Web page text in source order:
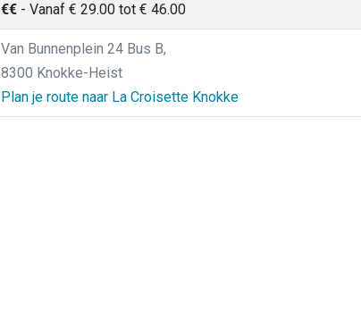
€€ - Vanaf € 29.00 tot € 46.00
Van Bunnenplein 24 Bus B,
8300 Knokke-Heist
Plan je route naar La Croisette Knokke